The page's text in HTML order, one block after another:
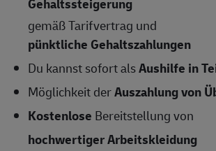
gemäß Tarifvertrag und
pünktliche Gehaltszahlungen
Du kannst sofort alsAushilfe in
Möglichkeit derAuszahlung von
Kostenlose Bereitstellung von
hochwertiger Arbeitskleidung